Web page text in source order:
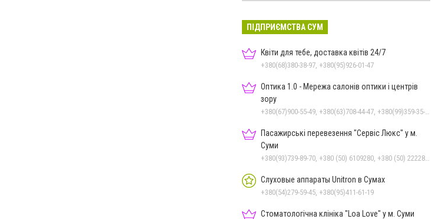
ПІДПРИЄМСТВА СУМ
Квіти для тебе, доставка квітів 24/7
+380(68)380-38-97, +380(95)926-01-47
Оптика 1.0 - Мережа салонів оптики і центрів
зору
Пасажирські перевезення "Сервіс Люкс" у м.
Суми
Слуховые аппараты Unitron в Сумах
+380(54)279-59-45, +380(95)411-61-19
Стоматологічна клініка "Loa Love" у м. Суми